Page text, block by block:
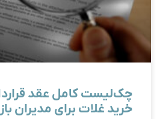
چک‌لیست کامل عقد
خرید غلات برای مدیران